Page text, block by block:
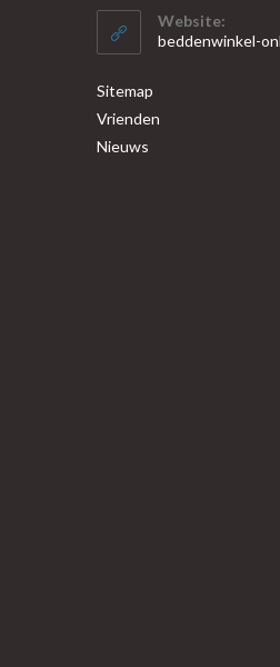
Website:
beddenwinkel-
Sitemap
Vrienden
Nieuws